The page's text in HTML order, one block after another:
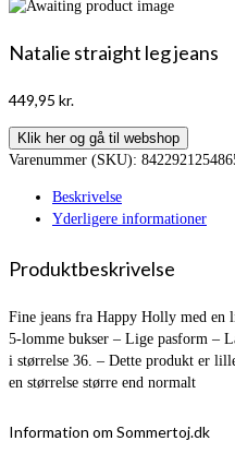
Natalie straight leg jeans
449,95 kr.
Klik her og gå til webshop
Varenummer (SKU):
Beskrivelse
Yderligere informationer
Produktbeskrivelse
Fine jeans fra Happy Holly med
5-lomme bukser – Lige pasform –
i størrelse 36. – Dette produkt er
en størrelse større end normalt
Information om Sommertoj.dk